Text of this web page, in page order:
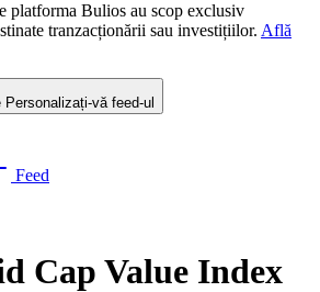
platforma Bulios au scop exclusiv
tranzacționării sau investițiilor. Află
Personalizați-vă feed-ul
Feed
Cap Value Index